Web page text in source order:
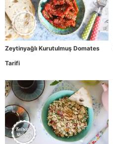
Zeytinyağlı Kurutulmuş Domates
Tarifi